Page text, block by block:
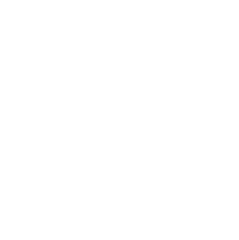
số lượng